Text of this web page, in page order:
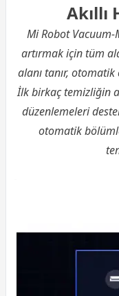
Mi Robot
artırmak için tüm
alanı tanır, otomatik
İlk birkaç temizliğin
düzenlemeleri
otomatik